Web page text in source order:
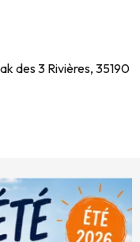
des 3 Rivières, 35190